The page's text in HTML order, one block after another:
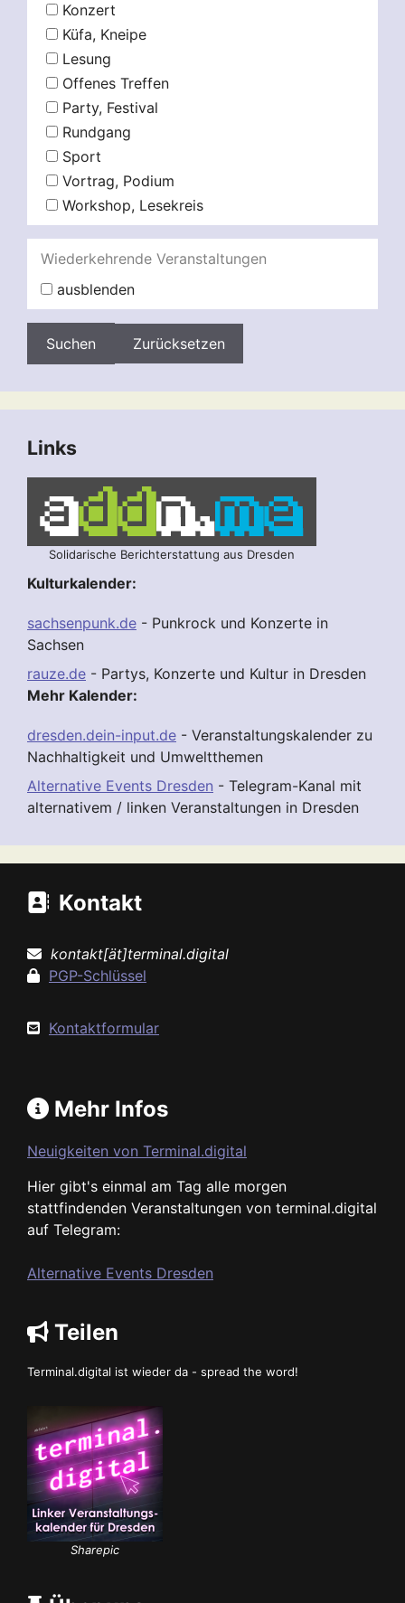
Konzert
Küfa, Kneipe
Lesung
Offenes Treffen
Party, Festival
Rundgang
Sport
Vortrag, Podium
Workshop, Lesekreis
Wiederkehrende Veranstaltungen
ausblenden
Zurücksetzen
Links
Solidarische Berichterstattung aus Dresden
Kulturkalender:
sachsenpunk.de - Punkrock und Konzerte in
Sachsen
rauze.de - Partys, Konzerte und Kultur in Dresden
Mehr Kalender:
dresden.dein-input.de - Veranstaltungskalender zu
Nachhaltigkeit und Umweltthemen
Alternative Events Dresden - Telegram-Kanal mit
alternativem / linken Veranstaltungen in Dresden
Kontakt
kontakt[ät]terminal.digital
PGP-Schlüssel
Kontaktformular
Mehr Infos
Neuigkeiten von Terminal.digital
Hier gibt's einmal am Tag alle morgen
stattfindenden Veranstaltungen von terminal.digital
auf Telegram:
Alternative Events Dresden
Teilen
Terminal.digital ist wieder da - spread the word!
Sharepic